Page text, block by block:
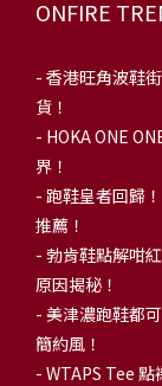
ONFIRE
- 香港旺角波鞋
貨！
- HOKA ONE
界！
- 跑鞋皇者回歸
推薦！
- 勃肯鞋點解咁
原因揭秘！
- 美津濃跑鞋都
簡約風！
- WTAPS Tee